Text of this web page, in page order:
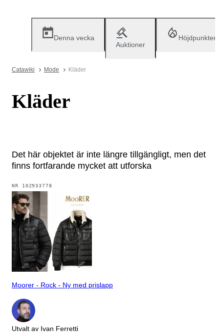
Denna vecka
Auktioner
Höjdpunkter
Catawiki Mode Kläder
Kläder
Det här objektet är inte längre tillgängligt, men det
finns fortfarande mycket att utforska
NR 102933778
Moorer - Rock - Ny med prislapp
Utvalt av Ivan Ferretti